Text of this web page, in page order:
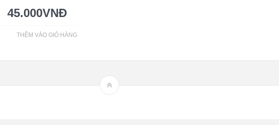
45.000VNĐ
THÊM VÀO GIỎ HÀNG